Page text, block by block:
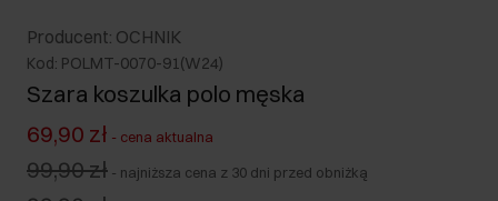
Producent: OCHNIK
Kod: POLMT-0070-91(W24)
Szara koszulka polo męska
69,90 zł - cena aktualna
99,90 zł - najniższa cena z 30 dni przed obniżką